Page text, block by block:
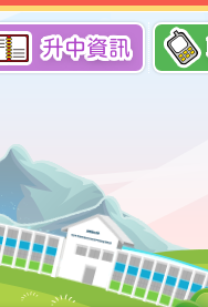
升中資訊